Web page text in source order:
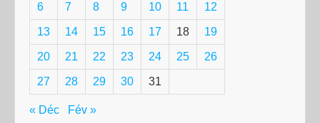
6 7 8 9 10 11 12
13 14 15 16 17 18 19
20 21 22 23 24 25 26
27 28 29 30 31
« Déc Fév »